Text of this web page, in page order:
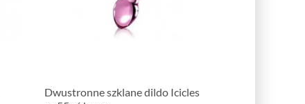
Dwustronne szklane dildo Icicles